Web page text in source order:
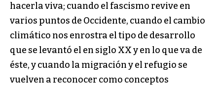
hacerla viva; cuando el fascismo revive en
varios puntos de Occidente, cuando el cambio
climático nos enrostra el tipo de desarrollo
que se levantó el en siglo XX y en lo que va de
éste, y cuando la migración y el refugio se
vuelven a reconocer como conceptos